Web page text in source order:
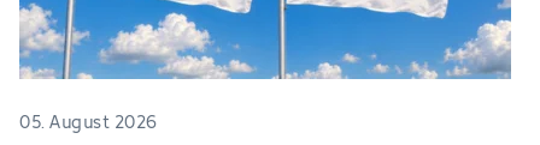
05. August 2026